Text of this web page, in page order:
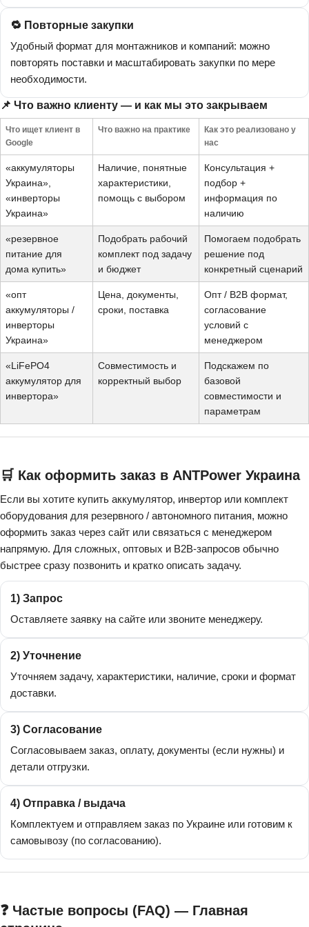
🔁 Повторные закупки
Удобный формат для монтажников и компаний: можно
повторять поставки и масштабировать закупки по мере
необходимости.
📌 Что важно клиенту — и как мы это закрываем
Что ищет клиент в
Google
Что важно на практике
Как это реализовано у
нас
«аккумуляторы
Украина»,
«инверторы
Украина»
Наличие, понятные
характеристики,
помощь с выбором
Консультация +
подбор +
информация по
наличию
«резервное
питание для
дома купить»
Подобрать рабочий
комплект под задачу
и бюджет
Помогаем подобрать
решение под
конкретный сценарий
«опт
аккумуляторы /
инверторы
Украина»
Цена, документы,
сроки, поставка
Опт / B2B формат,
согласование
условий с
менеджером
«LiFePO4
аккумулятор для
инвертора»
Совместимость и
корректный выбор
Подскажем по
базовой
совместимости и
параметрам
🛒 Как оформить заказ в ANTPower Украина
Если вы хотите купить аккумулятор, инвертор или комплект
оборудования для резервного / автономного питания, можно
оформить заказ через сайт или связаться с менеджером
напрямую. Для сложных, оптовых и B2B-запросов обычно
быстрее сразу позвонить и кратко описать задачу.
1) Запрос
Оставляете заявку на сайте или звоните менеджеру.
2) Уточнение
Уточняем задачу, характеристики, наличие, сроки и формат
доставки.
3) Согласование
Согласовываем заказ, оплату, документы (если нужны) и
детали отгрузки.
4) Отправка / выдача
Комплектуем и отправляем заказ по Украине или готовим к
самовывозу (по согласованию).
❓ Частые вопросы (FAQ) — Главная